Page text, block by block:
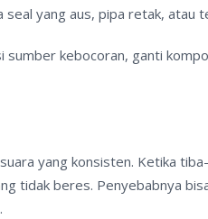
yang aus, pipa retak, atau
sumber kebocoran, ganti
yang konsisten. Ketika
tidak beres. Penyebabnya